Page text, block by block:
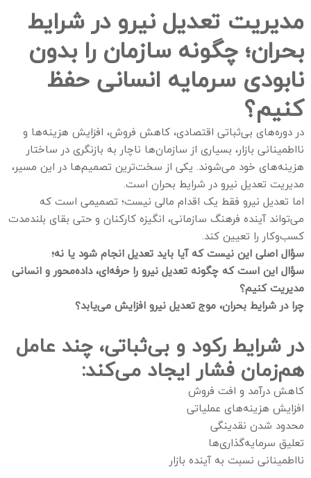
مدیریت تعدیل نیرو در شرایط
بحران؛ چگونه سازمان را بدون
نابودی سرمایه انسانی حفظ
کنیم؟
در دوره‌های بی‌ثباتی اقتصادی، کاهش فروش، افزایش هزینه‌ها و
نااطمینانی بازار، بسیاری از سازمان‌ها ناچار به بازنگری در ساختار
هزینه‌های خود می‌شوند. یکی از سخت‌ترین تصمیم‌ها در این مسیر،
مدیریت تعدیل نیرو در شرایط بحران است.
اما تعدیل نیرو فقط یک اقدام مالی نیست؛ تصمیمی است که
می‌تواند آینده فرهنگ سازمانی، انگیزه کارکنان و حتی بقای بلندمدت
کسب‌وکار را تعیین کند.
سؤال اصلی این نیست که آیا باید تعدیل انجام شود یا نه؛
سؤال این است که چگونه تعدیل نیرو را حرفه‌ای، داده‌محور و انسانی
مدیریت کنیم؟
چرا در شرایط بحران، موج تعدیل نیرو افزایش می‌یابد؟
در شرایط رکود و بی‌ثباتی، چند عامل
هم‌زمان فشار ایجاد می‌کند:
کاهش درآمد و افت فروش
افزایش هزینه‌های عملیاتی
محدود شدن نقدینگی
تعلیق سرمایه‌گذاری‌ها
نااطمینانی نسبت به آینده بازار